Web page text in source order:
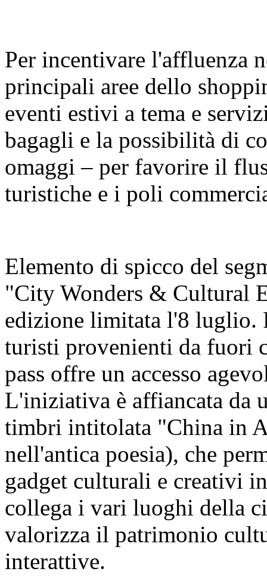
Per incentivare l'affluenza
principali aree dello
eventi estivi a tema e
bagagli e la possibilità di
omaggi – per favorire il
turistiche e i poli
Elemento di spicco del
"City Wonders & Cultural
edizione limitata l'8 luglio.
turisti provenienti da fuori
pass offre un accesso
L'iniziativa è affiancata da
timbri intitolata "China in
nell'antica poesia), che
gadget culturali e creativi
collega i vari luoghi della
valorizza il patrimonio
interattive.